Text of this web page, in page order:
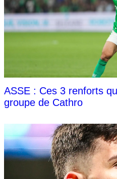
ASSE : Ces 3 renforts
groupe de Cathro